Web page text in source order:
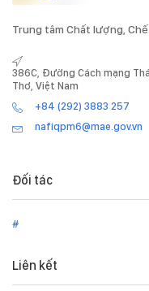
Trung tâm Chất lượng,
386C, Đường Cách mạng
Thơ, Việt Nam
+84 (292) 3883 257
nafiqpm6@mae.gov.vn
Đối tác
#
Liên kết